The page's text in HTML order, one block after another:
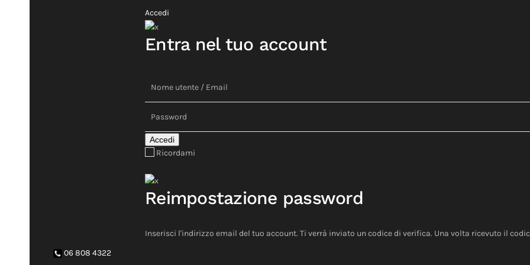
06 808 4322
Accedi
Entra nel tuo account
Accedi
Ricordami
Reimpostazione password
Inserisci l'indirizzo email del tuo account. Ti verrà inviato un codice di verifica. Una volta ricevuto il